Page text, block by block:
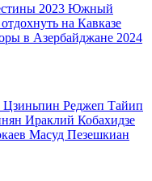
2023 Южный
на Кавказе
в Азербайджане 2024
Реджеп Тайип
Ираклий Кобахидзе
Масуд Пезешкиан